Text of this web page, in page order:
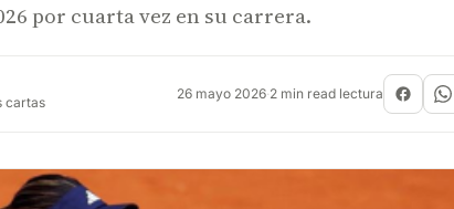
por cuarta vez en su carrera.
cartas 26 mayo 2026·2 min read lectura